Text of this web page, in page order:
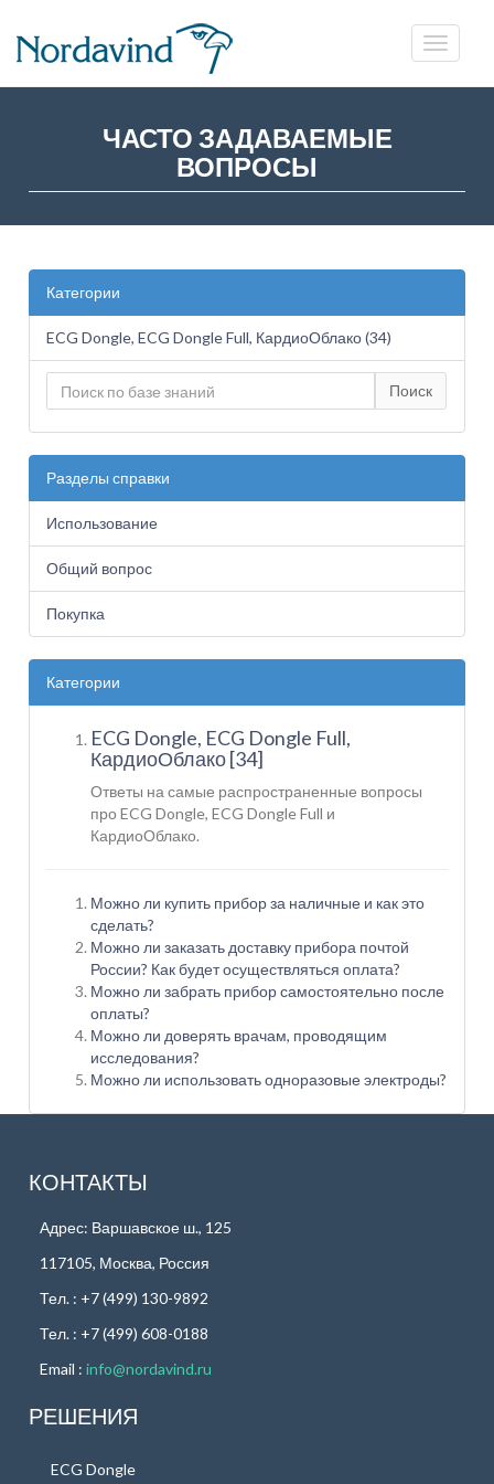
ЧАСТО ЗАДАВАЕМЫЕ
ВОПРОСЫ
Категории
ECG Dongle, ECG Dongle Full, КардиоОблако (34)
Поиск
Разделы справки
Использование
Общий вопрос
Покупка
Категории
ECG Dongle, ECG Dongle Full,
КардиоОблако [34]
Ответы на самые распространенные вопросы
про ECG Dongle, ECG Dongle Full и
КардиоОблако.
Можно ли купить прибор за наличные и как это
сделать?
Можно ли заказать доставку прибора почтой
России? Как будет осуществляться оплата?
Можно ли забрать прибор самостоятельно после
оплаты?
Можно ли доверять врачам, проводящим
исследования?
Можно ли использовать одноразовые электроды?
КОНТАКТЫ
Адрес: Варшавское ш., 125
117105, Москва, Россия
Тел. : +7 (499) 130-9892
Тел. : +7 (499) 608-0188
Email :info@nordavind.ru
РЕШЕНИЯ
ECG Dongle